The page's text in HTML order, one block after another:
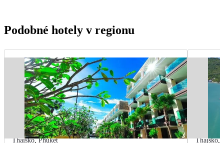
Podobné hotely v regionu
Thajsko,Phuket Thajsko,